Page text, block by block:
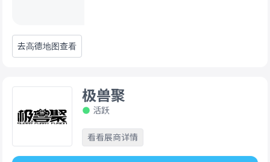
去高德地图查看
极兽聚
活跃
看看展商详情